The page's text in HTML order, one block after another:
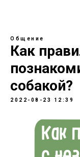
Общение
Как
собакой?
2022-08-23 12:39